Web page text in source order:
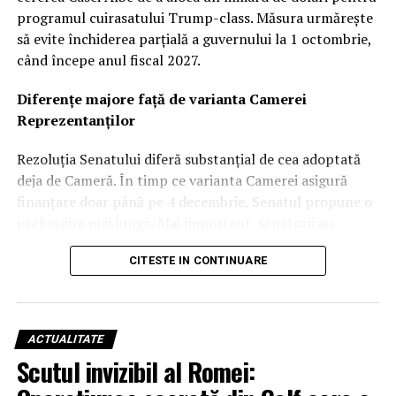
programul cuirasatului Trump-class. Măsura urmărește
să evite închiderea parțială a guvernului la 1 octombrie,
când începe anul fiscal 2027.
Diferențe majore față de varianta Camerei
Reprezentanților
Rezoluția Senatului diferă substanțial de cea adoptată
deja de Cameră. În timp ce varianta Camerei asigură
finanțare doar până pe 4 decembrie, Senatul propune o
respins majoritatea cererilor de excepții bugetare
(anomalii) solicitate de Pentagon, în special cele legate
Respingerea finanțării pentru cuirasatul Trump-
class
Una dintre cele mai importante cereri respinse a fost
CITESTE IN CONTINUARE
ACTUALITATE
Scutul invizibil al Romei: